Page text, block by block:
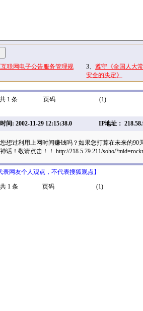
联网电子公告服务管理规
3、 遵守《全国人大
安全的决定》
1 条 页码 (1)
间: 2002-11-29 12:15:38.0 IP地址：
想过利用上网时间赚钱吗？如果您打算在未来的90
！敬请点击！！ http://218.5.79.211/soho/
表网友个人观点，不代表搜狐观点】
1 条 页码 (1)